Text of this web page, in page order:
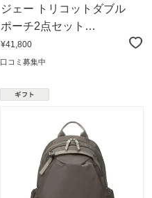
ジェー トリコットダブル
ポーチ2点セット
26AW01035
¥41,800
口コミ募集中